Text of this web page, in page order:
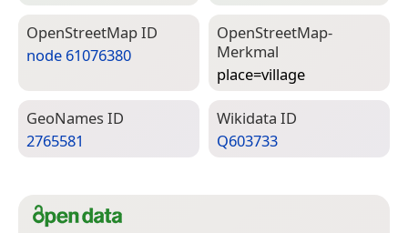
Open­Street­Map ID
node 61076380
Open­Street­Map-
Merkmal
place=­village
Geo­Names ID
2765581
Wiki­data ID
Q603733